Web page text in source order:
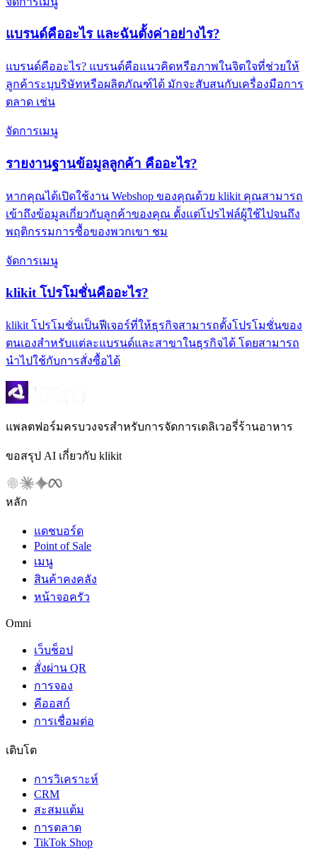
แบรนด์คืออะไร และฉันตั้งค่าอย่างไร?
แบรนด์คืออะไร? แบรนด์คือแนวคิดหรือภาพในจิตใจที่ช่วยให้
ลูกค้าระบุบริษัทหรือผลิตภัณฑ์ได้ มักจะสับสนกับเครื่องมือการ
ตลาด เช่น
จัดการเมนู
รายงานฐานข้อมูลลูกค้า คืออะไร?
หากคุณได้เปิดใช้งาน Webshop ของคุณด้วย klikit คุณสามารถ
เข้าถึงข้อมูลเกี่ยวกับลูกค้าของคุณ ตั้งแต่โปรไฟล์ผู้ใช้ไปจนถึง
พฤติกรรมการซื้อของพวกเขา ชม
จัดการเมนู
klikit โปรโมชั่นคืออะไร?
klikit โปรโมชั่นเป็นฟีเจอร์ที่ให้ธุรกิจสามารถตั้งโปรโมชั่นของ
ตนเองสำหรับแต่ละแบรนด์และสาขาในธุรกิจได้ โดยสามารถ
นำไปใช้กับการสั่งซื้อได้
แพลตฟอร์มครบวงจรสำหรับการจัดการเดลิเวอรี่ร้านอาหาร
ขอสรุป AI เกี่ยวกับ klikit
หลัก
แดชบอร์ด
Point of Sale
เมนู
สินค้าคงคลัง
หน้าจอครัว
Omni
เว็บช็อป
สั่งผ่าน QR
การจอง
คีออสก์
การเชื่อมต่อ
เติบโต
การวิเคราะห์
CRM
สะสมแต้ม
การตลาด
TikTok Shop